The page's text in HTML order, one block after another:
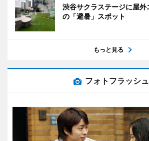
渋谷サクラステージに屋外
の「避暑」スポット
もっと見る
フォトフラッシュ